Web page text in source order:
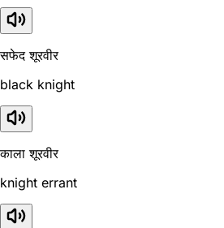
सफेद शूरवीर
black knight
काला शूरवीर
knight errant